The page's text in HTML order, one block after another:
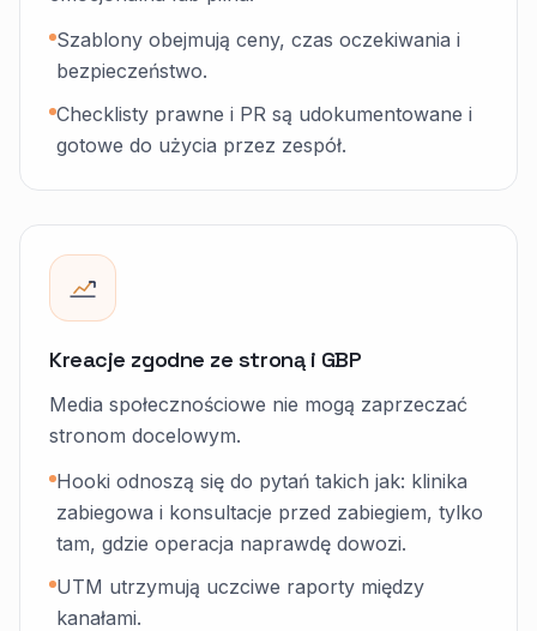
Szablony obejmują ceny, czas oczekiwania i
bezpieczeństwo.
Checklisty prawne i PR są udokumentowane i
gotowe do użycia przez zespół.
Kreacje zgodne ze stroną i GBP
Media społecznościowe nie mogą zaprzeczać
stronom docelowym.
Hooki odnoszą się do pytań takich jak: klinika
zabiegowa i konsultacje przed zabiegiem, tylko
tam, gdzie operacja naprawdę dowozi.
UTM utrzymują uczciwe raporty między
kanałami.